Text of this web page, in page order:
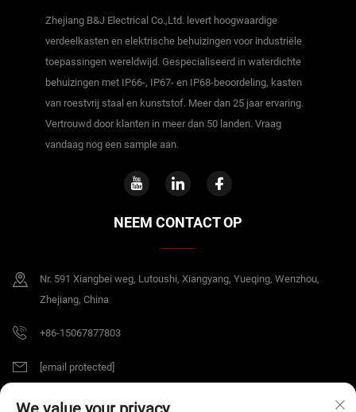
Zhejiang B&J Electrical Co.,Ltd. levert hoogwaardige
verdeelkasten en elektrische behuizingen voor industriële
toepassingen wereldwijd. Gespecialiseerd in waterdichte
behuizingen met IP66-, IP67- en IP68-beoordeling, kasten
van roestvrij staal en kunststof. Meer dan 25 jaar ervaring.
Vertrouwd door klanten in meer dan 50 landen. Vraag
vandaag nog een sample aan.
NEEM CONTACT OP
Nr. 591 Xiangbei weg, Lutoushi, Xiangyang, Yueqing, Wenzhou,
Zhejiang, China
+86-15067877803
[email protected]